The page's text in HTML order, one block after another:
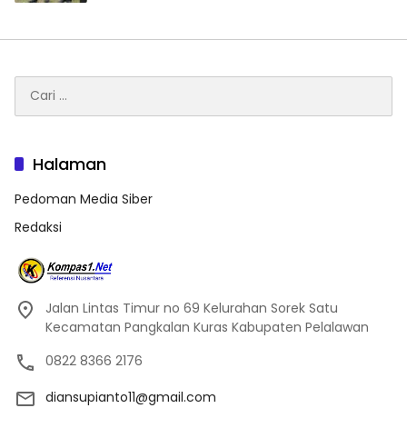
untuk:
Halaman
Pedoman Media Siber
Redaksi
Jalan Lintas Timur no 69 Kelurahan Sorek Satu
Kecamatan Pangkalan Kuras Kabupaten Pelalawan
0822 8366 2176
diansupianto11@gmail.com